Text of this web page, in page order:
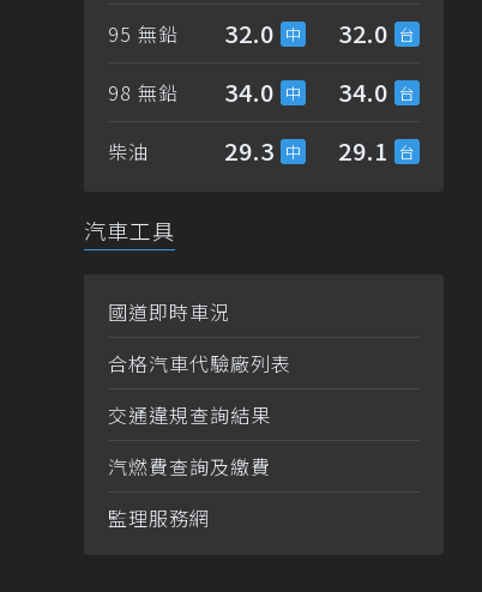
95 無鉛 32.0 32.0
98 無鉛 34.0 34.0
柴油 29.3 29.1
汽車工具
國道即時車況
合格汽車代驗廠列表
交通違規查詢結果
汽燃費查詢及繳費
監理服務網